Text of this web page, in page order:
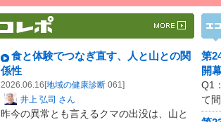
食と体験でつなぎ直す、人と山との関
係性
2026.06.16[地域の健康診断 061]
井上 弘司 さん
昨今の異常とも言えるクマの出没は、山と
第
開
Q1
て